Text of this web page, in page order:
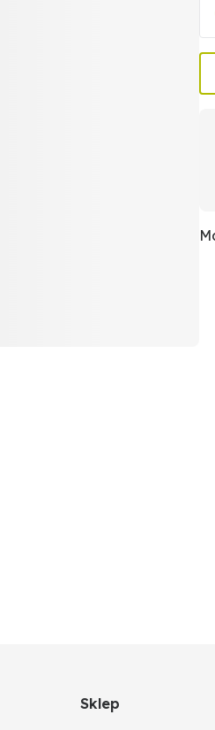
Sklep